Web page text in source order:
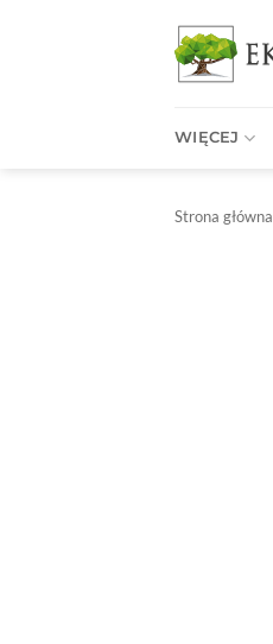
WIĘCEJ
Strona główna